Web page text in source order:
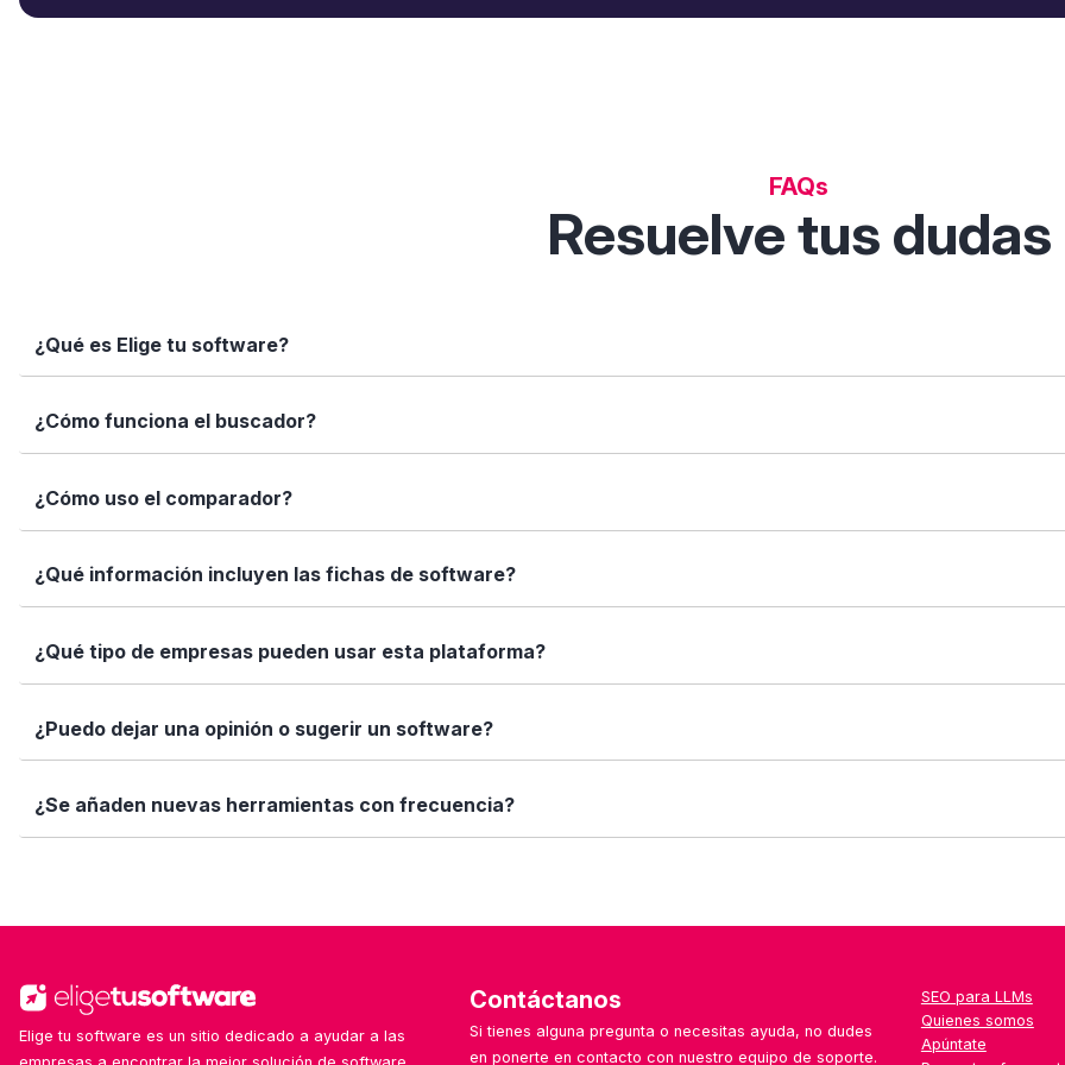
FAQs
Resuelve tus dudas
¿Qué es Elige tu software?
Elige tu software es una plataforma independiente que te permite descubrir, comparar y analizar soluciones digitales
informadas con datos reales, fichas completas y herramientas de filtrado inteligentes.
¿Cómo funciona el buscador?
Simplemente escribe el nombre del software, una función que necesites ("gestión de clientes") o tu sector
encajan con tus necesidades.
¿Cómo uso el comparador?
Marca los softwares que te interesan y haz clic en "Comparar". Verás una tabla con sus características enfrentadas:
Así puedes ver de forma rápida cuál se adapta mejor a tu caso.
¿Qué información incluyen las fichas de software?
Cada ficha incluye una descripción detallada, funciones principales, capturas de pantalla (si están disponibles), tipos
valoraciones de usuarios. Queremos que tengas toda la información que necesitas antes de decidir.
¿Qué tipo de empresas pueden usar esta plataforma?
Elige tu software está diseñado para todo tipo de empresas: desde autónomos y pymes hasta grandes corporaciones.
tamaño de tu equipo, presupuesto o sector.
¿Puedo dejar una opinión o sugerir un software?
Sí. Si quieres valorar un software que ya usas o sugerir uno que no aparece aún en la web, puedes escribirnos desde
ayuda!
¿Se añaden nuevas herramientas con frecuencia?
Elige tu software es un sitio dedicado a ayudar a las
Contáctanos
Si tienes alguna pregunta o necesitas ayuda, no dudes
en ponerte en contacto con nuestro equipo de soporte.
SEO para LLMs
Quienes somos
Apúntate